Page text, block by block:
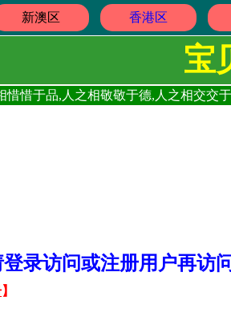
新澳区 香港区
宝
惜惜于品,人之相敬敬于德,人之相交交
登录访问或注册用户再访
】